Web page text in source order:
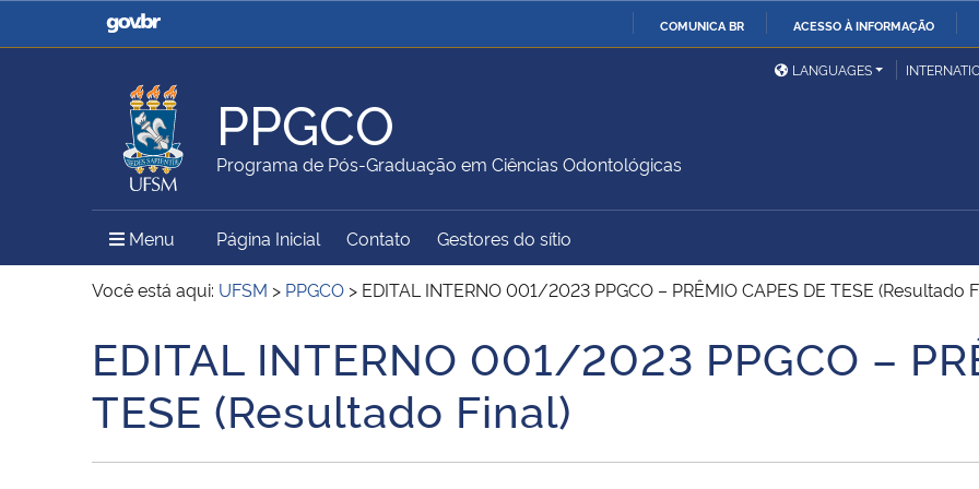
COMUNICA BR ACESSO À INFORMAÇÃO
Casa Civil
Ministério da Justiça e
Ministério da Defesa
Ministério das Relações
Exteriores
Ministério da Agricultura,
Pecuária e Abastecimento
Ministério da Educação
Ministério do Meio Ambiente Ministério do Turismo
Ministério do
Desenvolvimento Regional
União
Secretaria de Governo
Gabinete de Segurança
Institucional
Advocacia-Geral da União Banco Central do Brasil
LANGUAGES
PPGCO
Programa de Pós-Graduação em Ciências Odontológicas
Menu Menu Principal do Sítio
Página Inicial Contato Gestores do sítio
Você está aqui: UFSM > PPGCO > EDITAL INTERNO 001/2023 PPGCO – PRÊMIO CAPES DE TESE (Resultado
Início do conteúdo
EDITAL INTERNO 001/2023 PPGCO –
TESE (Resultado Final)